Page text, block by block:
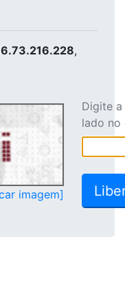
,
imagem]
Digite
lado no